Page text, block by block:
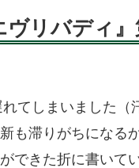
リバディ
てしまいました
も滞りがちになる
できた折に書いて